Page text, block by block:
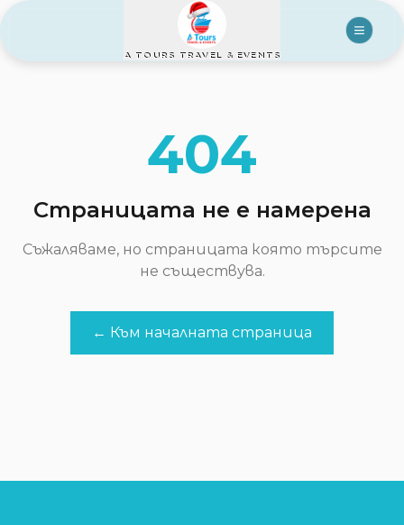
A TOURS TRAVEL & EVENTS
404
Страницата не е намерена
Съжаляваме, но страницата която търсите
не съществува.
← Към началната страница